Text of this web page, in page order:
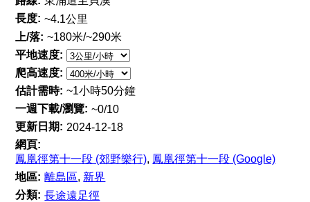
長度: ~4.1公里
上/落: ~180米/~290米
平地速度:
爬高速度:
估計需時: ~1小時50分鐘
一週下載/瀏覽: ~0/10
更新日期: 2024-12-18
網頁:
鳳凰徑第十一段 (郊野樂行), 鳳凰徑第十一段 (Google)
地區: 離島區, 新界
分類: 長途遠足徑